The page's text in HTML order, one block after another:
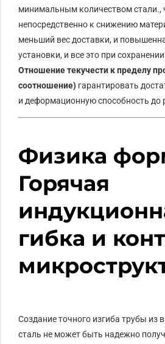
минимальным количеством стали.,
непосредственно к снижению
меньший вес доставки, и
установки, и все это при
Отношение текучести к пределу
соотношение) гарантировать
и деформационную способность до
Физика
Горячая
гибка и
Создание точного изгиба трубы из
сталь не может быть надежно